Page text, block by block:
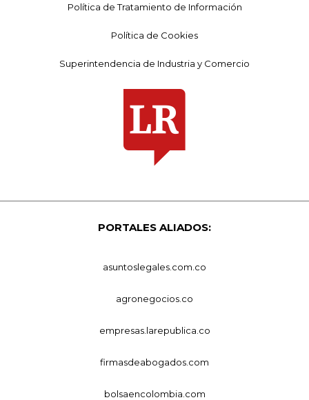
Política de Tratamiento de Información
Política de Cookies
Superintendencia de Industria y Comercio
PORTALES ALIADOS:
asuntoslegales.com.co
agronegocios.co
empresas.larepublica.co
firmasdeabogados.com
bolsaencolombia.com